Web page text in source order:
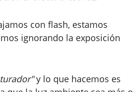
con flash, estamos
ignorando la exposición
y lo que hacemos es